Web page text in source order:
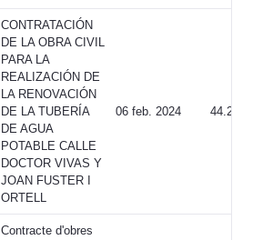
CONTRATACIÓN
DE LA OBRA CIVIL
PARA LA
REALIZACIÓN DE
LA RENOVACIÓN
DE LA TUBERÍA
DE AGUA
POTABLE CALLE
DOCTOR VIVAS Y
JOAN FUSTER I
ORTELL
06 feb. 2024
Contracte d'obres